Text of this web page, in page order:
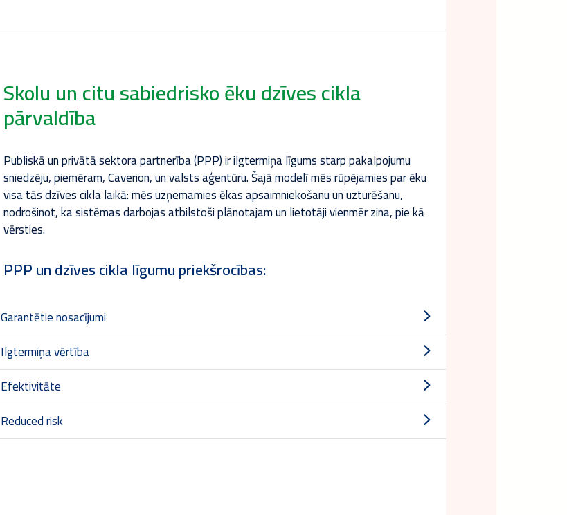
Skolu un citu sabiedrisko ēku dzīves cikla
pārvaldība
Publiskā un privātā sektora partnerība (PPP) ir ilgtermiņa līgums starp pakalpojumu
sniedzēju, piemēram, Caverion, un valsts aģentūru. Šajā modelī mēs rūpējamies par ēku
visa tās dzīves cikla laikā: mēs uzņemamies ēkas apsaimniekošanu un uzturēšanu,
nodrošinot, ka sistēmas darbojas atbilstoši plānotajam un lietotāji vienmēr zina, pie kā
vērsties.
PPP un dzīves cikla līgumu priekšrocības:
Garantētie nosacījumi
Ilgtermiņa vērtība
Efektivitāte
Reduced risk